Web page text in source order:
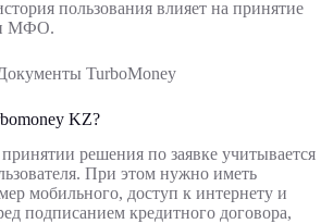
пользования влияет на принятие
МФО.
KZ?
решения по заявке учитывается
При этом нужно иметь
мобильного, доступ к интернету и
подписанием кредитного договора,